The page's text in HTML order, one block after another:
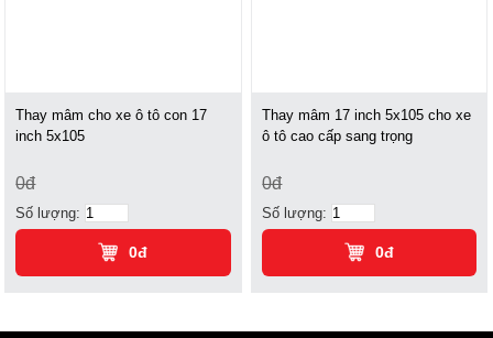
Thay mâm cho xe ô tô con 17
inch 5x105
0đ
Số lượng:
0đ
Thay mâm 17 inch 5x105 cho xe
ô tô cao cấp sang trọng
0đ
Số lượng:
0đ